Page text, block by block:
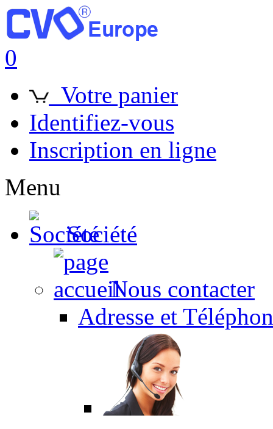
0
Votre panier
Identifiez-vous
Inscription en ligne
Menu
Société
Nous contacter
Adresse et